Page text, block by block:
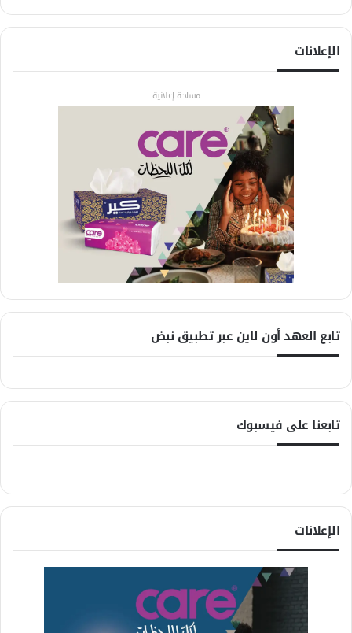
الإعلانات
مساحة إعلانية
تابع العهد أون لاين عبر تطبيق نبض
تابعنا على فيسبوك
الإعلانات